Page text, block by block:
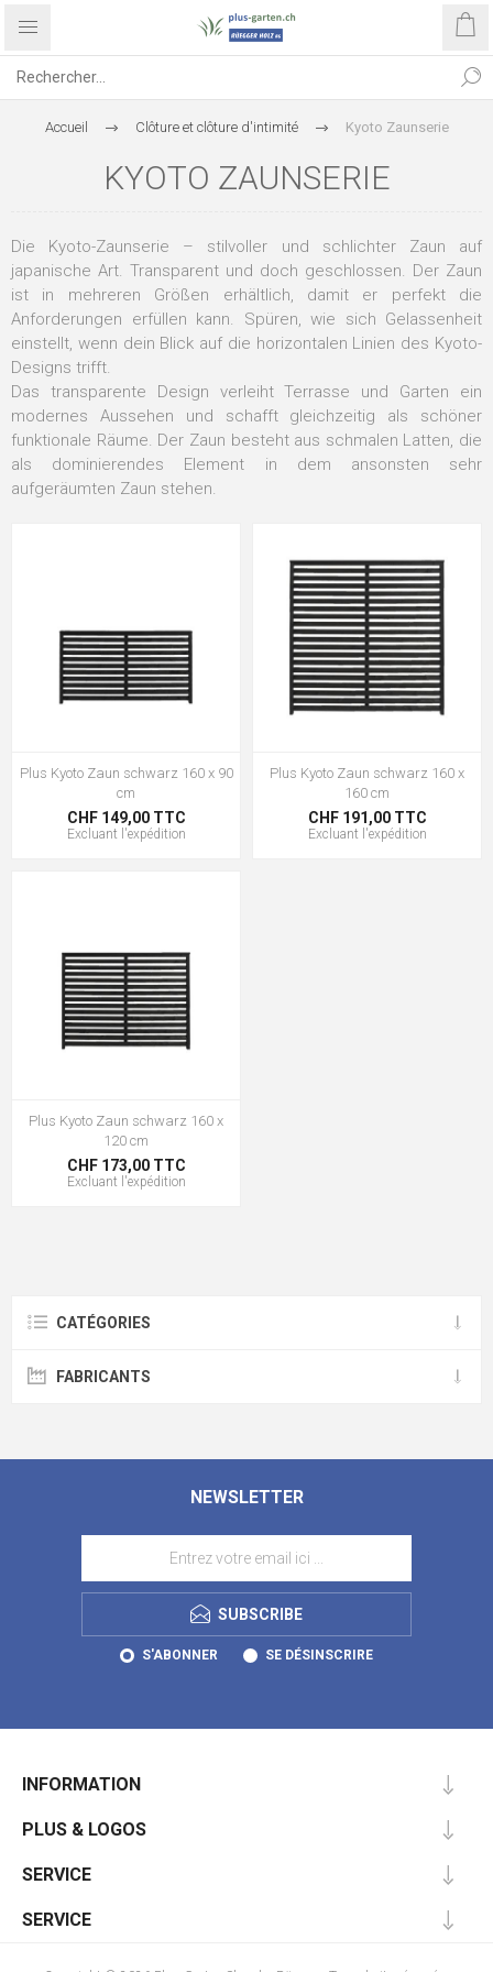
Accueil Clôture et clôture d'intimité Kyoto Zaunserie
KYOTO ZAUNSERIE
Die Kyoto-Zaunserie – stilvoller und schlichter Zaun auf
japanische Art. Transparent und doch geschlossen. Der Zaun
ist in mehreren Größen erhältlich, damit er perfekt die
Anforderungen erfüllen kann. Spüren, wie sich Gelassenheit
einstellt, wenn dein Blick auf die horizontalen Linien des Kyoto-
Designs trifft.
Das transparente Design verleiht Terrasse und Garten ein
modernes Aussehen und schafft gleichzeitig als schöner
funktionale Räume. Der Zaun besteht aus schmalen Latten, die
als dominierendes Element in dem ansonsten sehr
aufgeräumten Zaun stehen.
Plus Kyoto Zaun schwarz 160 x 90
cm
CHF 149,00 TTC
Excluant l'expédition
Plus Kyoto Zaun schwarz 160 x
160 cm
CHF 191,00 TTC
Excluant l'expédition
Plus Kyoto Zaun schwarz 160 x
120 cm
CHF 173,00 TTC
Excluant l'expédition
CATÉGORIES
FABRICANTS
NEWSLETTER
SUBSCRIBE
S'ABONNER SE DÉSINSCRIRE
INFORMATION
PLUS & LOGOS
SERVICE
SERVICE